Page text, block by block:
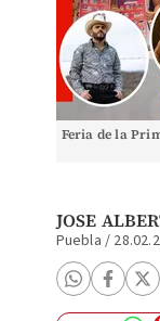
Feria de la
JOSE
Puebla /